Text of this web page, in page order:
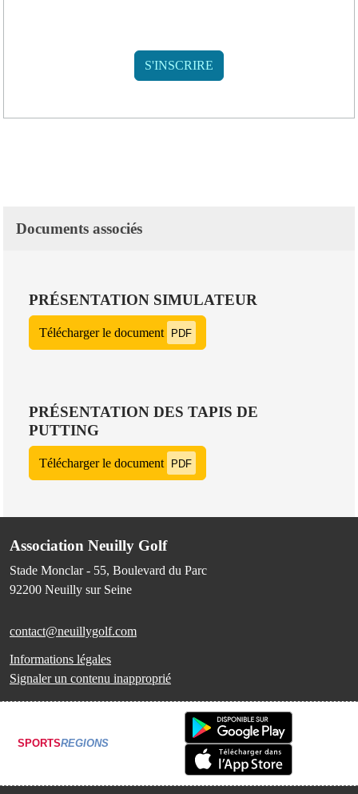
Documents associés
PRÉSENTATION SIMULATEUR
Télécharger le document PDF
PRÉSENTATION DES TAPIS DE
PUTTING
Télécharger le document PDF
Association Neuilly Golf
Stade Monclar - 55, Boulevard du Parc
92200 Neuilly sur Seine
contact@neuillygolf.com
Informations légales
Signaler un contenu inapproprié
SPORTSREGIONS